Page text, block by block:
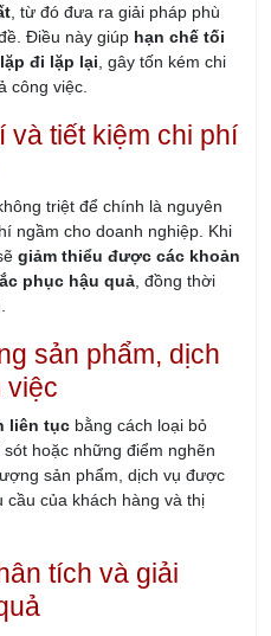
, từ đó đưa ra giải pháp phù
Điều này giúp hạn chế tối
đi lặp lại , gây tốn kém chi
công việc.
và tiết kiệm chi phí
triệt để chính là nguyên
ngầm cho doanh nghiệp. Khi
giảm thiểu được các khoản
phục hậu quả , đồng thời
sản phẩm, dịch
việc
liên tục bằng cách loại bỏ
hoặc những điểm nghẽn
sản phẩm, dịch vụ được
của khách hàng và thị
tích và giải